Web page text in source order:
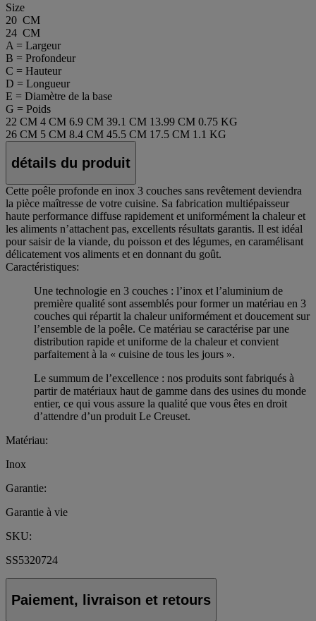
Size
20 CM
24 CM
A = Largeur
B = Profondeur
C = Hauteur
D = Longueur
E = Diamètre de la base
G = Poids
22 CM 4 CM 6.9 CM 39.1 CM 13.99 CM 0.75 KG
26 CM 5 CM 8.4 CM 45.5 CM 17.5 CM 1.1 KG
détails du produit
Cette poêle profonde en inox 3 couches sans revêtement deviendra
la pièce maîtresse de votre cuisine. Sa fabrication multiépaisseur
haute performance diffuse rapidement et uniformément la chaleur et
les aliments n’attachent pas, excellents résultats garantis. Il est idéal
pour saisir de la viande, du poisson et des légumes, en caramélisant
délicatement vos aliments et en donnant du goût.
Caractéristiques:
Une technologie en 3 couches : l’inox et l’aluminium de
première qualité sont assemblés pour former un matériau en 3
couches qui répartit la chaleur uniformément et doucement sur
l’ensemble de la poêle. Ce matériau se caractérise par une
distribution rapide et uniforme de la chaleur et convient
parfaitement à la « cuisine de tous les jours ».
Le summum de l’excellence : nos produits sont fabriqués à
partir de matériaux haut de gamme dans des usines du monde
entier, ce qui vous assure la qualité que vous êtes en droit
d’attendre d’un produit Le Creuset.
Matériau:
Inox
Garantie:
Garantie à vie
SKU:
SS5320724
Paiement, livraison et retours